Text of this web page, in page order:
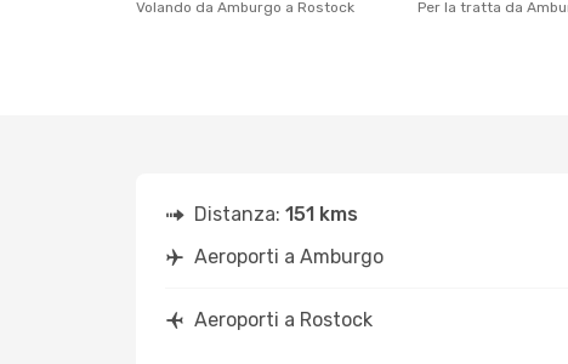
Volando da Amburgo a Rostock Per la tratta da
Distanza: 151 kms
Aeroporti a Amburgo
Aeroporti a Rostock